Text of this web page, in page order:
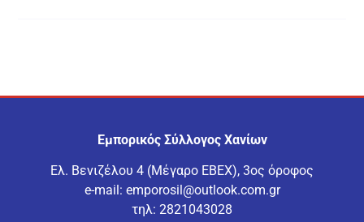
Εμπορικός Σύλλογος Χανίων
Ελ. Βενιζέλου 4 (Μέγαρο ΕΒΕΧ), 3ος όροφος
e-mail: emporosil@outlook.com.gr
τηλ: 2821043028